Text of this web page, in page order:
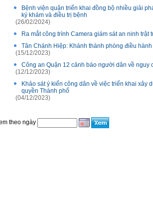
Bệnh viện quận triển khai đồng bộ nhiều giải
ký khám và điều trị bệnh
(26/02/2024)
Ra mắt công trình Camera giám sát an ninh
Tân Chánh Hiệp: Khánh thành phòng điều
(15/12/2023)
Công an Quận 12 cảnh báo người dân về nguy
(12/12/2023)
Khảo sát ý kiến công dân về việc triển khai
quyền Thành phố
(04/12/2023)
theo ngày